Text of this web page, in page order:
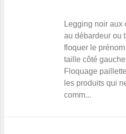
Legging noir aux
au débardeur ou
floquer le
taille côté
Floquage
les produits qui
comm...